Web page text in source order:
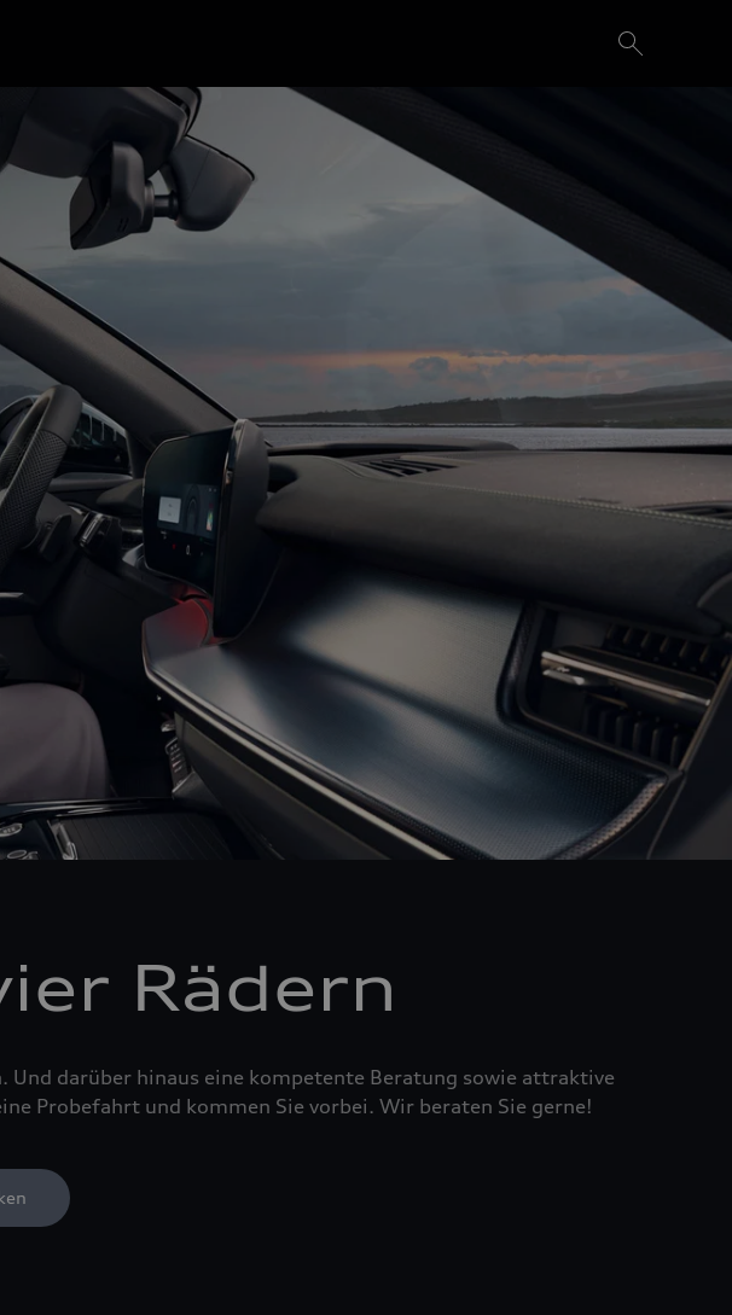
Rädern
Und darüber hinaus eine kompetente Beratung sowie attraktive
Probefahrt und kommen Sie vorbei. Wir beraten Sie gerne!